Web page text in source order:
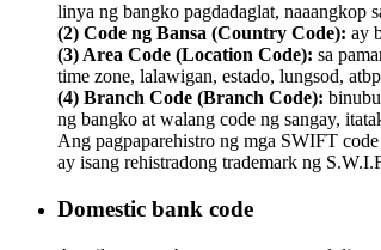
linya ng bangko pagdadaglat, naaangkop
(2) Code ng Bansa (Country Code): ay
(3) Area Code (Location Code): sa
time zone, lalawigan, estado, lungsod,
(4) Branch Code (Branch Code):
ng bangko at walang code ng sangay,
Ang pagpaparehistro ng mga SWIFT
ay isang rehistradong trademark ng
Domestic bank code